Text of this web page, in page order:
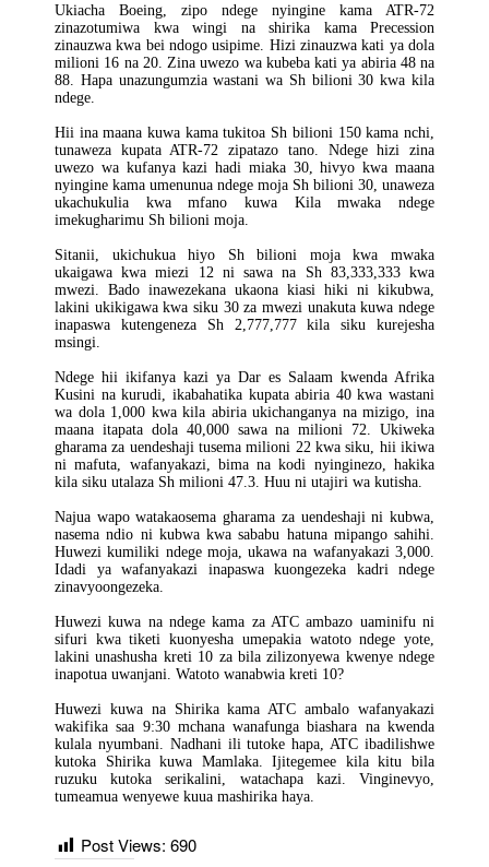
Ukiacha Boeing, zipo ndege nyingine kama ATR-72
zinazotumiwa kwa wingi na shirika kama Precession
zinauzwa kwa bei ndogo usipime. Hizi zinauzwa kati ya dola
milioni 16 na 20. Zina uwezo wa kubeba kati ya abiria 48 na
88. Hapa unazungumzia wastani wa Sh bilioni 30 kwa kila
ndege.
Hii ina maana kuwa kama tukitoa Sh bilioni 150 kama nchi,
tunaweza kupata ATR-72 zipatazo tano. Ndege hizi zina
uwezo wa kufanya kazi hadi miaka 30, hivyo kwa maana
nyingine kama umenunua ndege moja Sh bilioni 30, unaweza
ukachukulia kwa mfano kuwa Kila mwaka ndege
imekugharimu Sh bilioni moja.
Sitanii, ukichukua hiyo Sh bilioni moja kwa mwaka
ukaigawa kwa miezi 12 ni sawa na Sh 83,333,333 kwa
mwezi. Bado inawezekana ukaona kiasi hiki ni kikubwa,
lakini ukikigawa kwa siku 30 za mwezi unakuta kuwa ndege
inapaswa kutengeneza Sh 2,777,777 kila siku kurejesha
msingi.
Ndege hii ikifanya kazi ya Dar es Salaam kwenda Afrika
Kusini na kurudi, ikabahatika kupata abiria 40 kwa wastani
wa dola 1,000 kwa kila abiria ukichanganya na mizigo, ina
maana itapata dola 40,000 sawa na milioni 72. Ukiweka
gharama za uendeshaji tusema milioni 22 kwa siku, hii ikiwa
ni mafuta, wafanyakazi, bima na kodi nyinginezo, hakika
kila siku utalaza Sh milioni 47.3. Huu ni utajiri wa kutisha.
Najua wapo watakaosema gharama za uendeshaji ni kubwa,
nasema ndio ni kubwa kwa sababu hatuna mipango sahihi.
Huwezi kumiliki ndege moja, ukawa na wafanyakazi 3,000.
Idadi ya wafanyakazi inapaswa kuongezeka kadri ndege
zinavyoongezeka.
Huwezi kuwa na ndege kama za ATC ambazo uaminifu ni
sifuri kwa tiketi kuonyesha umepakia watoto ndege yote,
lakini unashusha kreti 10 za bila zilizonyewa kwenye ndege
inapotua uwanjani. Watoto wanabwia kreti 10?
Huwezi kuwa na Shirika kama ATC ambalo wafanyakazi
wakifika saa 9:30 mchana wanafunga biashara na kwenda
kulala nyumbani. Nadhani ili tutoke hapa, ATC ibadilishwe
kutoka Shirika kuwa Mamlaka. Ijitegemee kila kitu bila
ruzuku kutoka serikalini, watachapa kazi. Vinginevyo,
tumeamua wenyewe kuua mashirika haya.
Post Views: 690